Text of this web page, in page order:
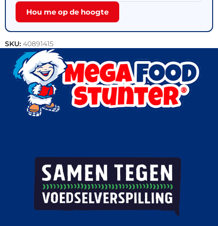
Hou me op de hoogte
SKU: 40891415
Categorieën:Bakkerij